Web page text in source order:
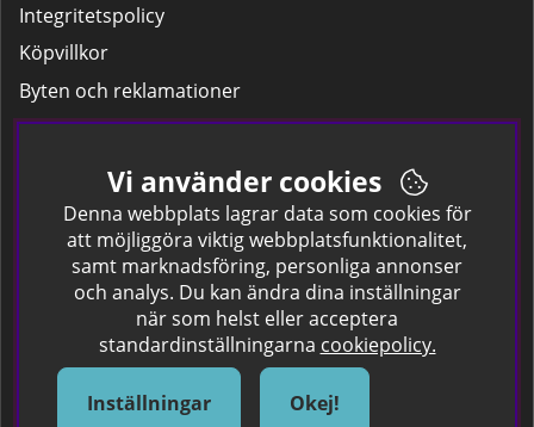
Integritetspolicy
Köpvillkor
Byten och reklamationer
Leverans
Hitta färgkoden på bilen.
Företagskund
Om oss
Om Spraycan
IKEA Färger
Vi använder cookies
Denna webbplats lagrar data som cookies för
att möjliggöra viktig webbplatsfunktionalitet,
samt marknadsföring, personliga annonser
och analys. Du kan ändra dina inställningar
när som helst eller acceptera
standardinställningarna cookiepolicy.
Inställningar Okej!